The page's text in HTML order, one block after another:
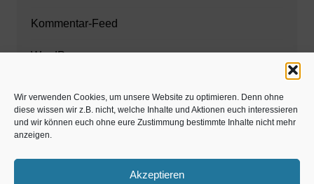
Wir verwenden Cookies, um unsere Website zu optimieren. Denn ohne
diese wissen wir z.B. nicht, welche Inhalte und Aktionen euch interessieren
und wir können euch ohne eure Zustimmung bestimmte Inhalte nicht mehr
anzeigen.
Akzeptieren
Kommentar-Feed
WordPress.org
Zahnarzt München
www.estaregistrierung.org – ESTA